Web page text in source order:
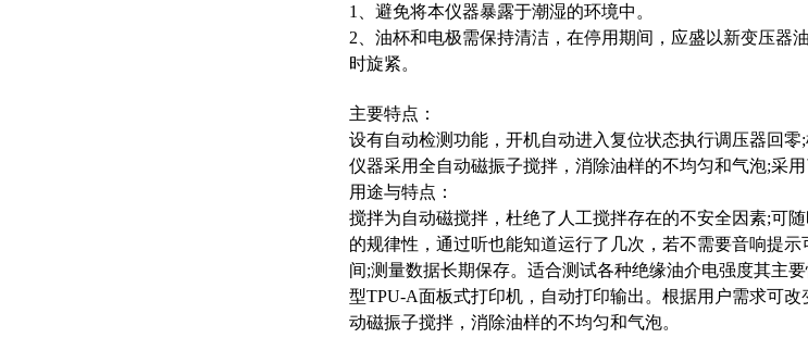
1、避免将本仪器暴露于潮湿的环境中。
2、油杯和电极需保持清洁，在停用期间，应盛以新变压器
时旋紧。
主要特点：
设有自动检测功能，开机自动进入复位状态执行调压器回
仪器采用全自动磁振子搅拌，消除油样的不均匀和气泡;采
用途与特点：
搅拌为自动磁搅拌，杜绝了人工搅拌存在的不安全因素;可
的规律性，通过听也能知道运行了几次，若不需要音响提
间;测量数据长期保存。适合测试各种绝缘油介电强度其主
型TPU-A面板式打印机，自动打印输出。根据用户需求可
动磁振子搅拌，消除油样的不均匀和气泡。